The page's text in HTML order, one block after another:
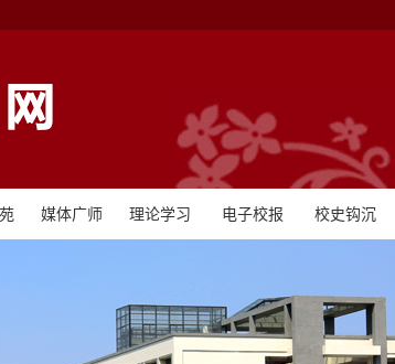
媒体广师 理论学习 电子校报 校史钩沉